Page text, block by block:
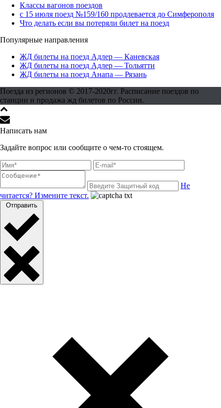
Классы вагонов поездов
с 15 июля поезд №159/160 продлевается до Симферополя
Что делать если вы потеряли билет на поезд
Популярные направления
ЖД билеты на поезд Адлер — Каневская
ЖД билеты на поезд Адлер — Тольятти
ЖД билеты на поезд Анапа — Рязань
Поезда из регионов © 2017-2020гг. Расписание поездов по
станции и продажа жд билетов по России.
Написать нам
Задайте вопрос или сообщите о чем-то стоящем.
Не
читается? Измените текст.
Отправить